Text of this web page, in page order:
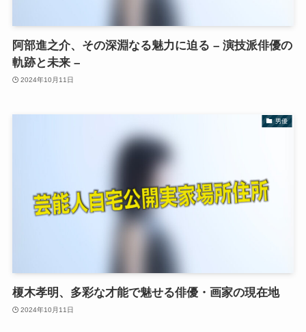
阿部進之介、その深淵なる魅力に迫る – 演技派俳優の
軌跡と未来 –
2024年10月11日
男優
榎木孝明、多彩な才能で魅せる俳優・画家の現在地
2024年10月11日